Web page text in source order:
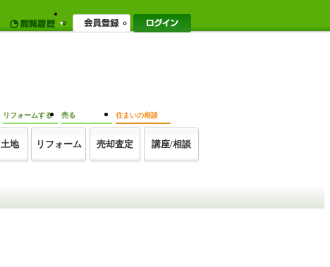
土地
リフォームする
リフォーム
売る
売却査定
住まいの相談
講座/相談